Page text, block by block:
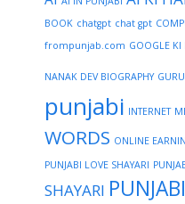
BOOK chatgpt chat gpt
frompunjab.com GOOGLE KI
NANAK DEV BIOGRAPHY
punjabi INTERNET
WORDS ONLINE
PUNJABI LOVE SHAYARI
SHAYARI